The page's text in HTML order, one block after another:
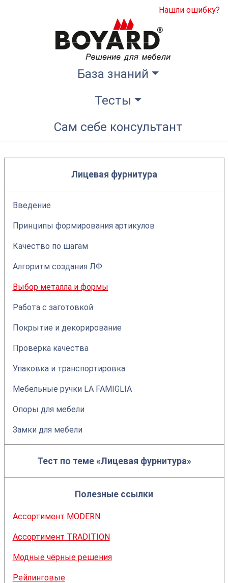
База знаний
Тесты
Сам себе консультант
Нашли ошибку?
Лицевая фурнитура
Введение
Принципы формирования артикулов
Качество по шагам
Алгоритм создания ЛФ
Выбор металла и формы
Работа с заготовкой
Покрытие и декорирование
Проверка качества
Упаковка и транспортировка
Мебельные ручки LA FAMIGLIA
Опоры для мебели
Замки для мебели
Тест по теме «Лицевая фурнитура»
Полезные ссылки
Ассортимент MODERN
Ассортимент TRADITION
Модные чёрные решения
Рейлинговые